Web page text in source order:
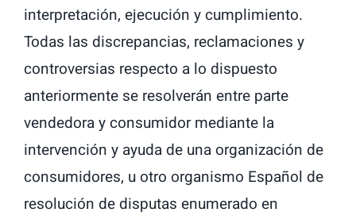
interpretación, ejecución y cumplimiento.
Todas las discrepancias, reclamaciones y
controversias respecto a lo dispuesto
anteriormente se resolverán entre parte
vendedora y consumidor mediante la
intervención y ayuda de una organización de
consumidores, u otro organismo Español de
resolución de disputas enumerado en